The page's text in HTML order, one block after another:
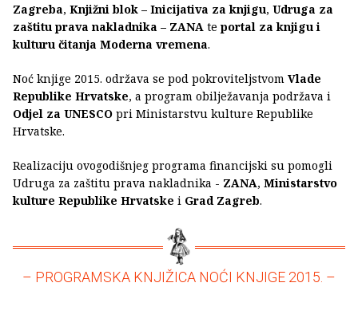
Zagreba, Knjižni blok – Inicijativa za knjigu, Udruga za
zaštitu prava nakladnika – ZANA te portal za knjigu i
kulturu čitanja Moderna vremena.
Noć knjige 2015. održava se pod pokroviteljstvom Vlade
Republike Hrvatske, a program obilježavanja podržava i
Odjel za UNESCO pri Ministarstvu kulture Republike
Hrvatske.
Realizaciju ovogodišnjeg programa financijski su pomogli
Udruga za zaštitu prava nakladnika - ZANA, Ministarstvo
kulture Republike Hrvatske i Grad Zagreb.
– PROGRAMSKA KNJIŽICA NOĆI KNJIGE 2015. –